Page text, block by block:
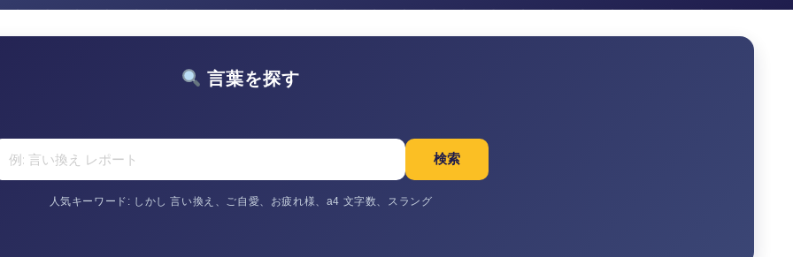
言葉を探す
検索
人気キーワード: しかし 言い換え、ご自愛、お疲れ様、a4 文字数、スラング